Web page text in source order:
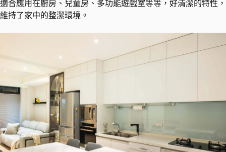
適合應用在廚房、兒童房、多功能遊戲室等等，好清潔的特性，
維持了家中的整潔環境。